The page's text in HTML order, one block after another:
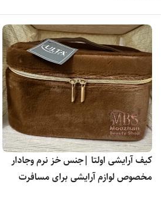
کیف آرایشی اولتا |جنس خز نرم وجادار
مخصوص لوازم آرایشی برای مسافرت